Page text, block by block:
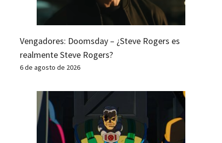
Vengadores: Doomsday – ¿Steve Rogers es
realmente Steve Rogers?
6 de agosto de 2026